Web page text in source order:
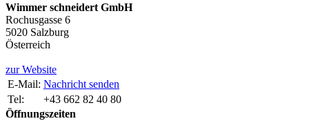
Wimmer schneidert GmbH
Rochusgasse 6
5020 Salzburg
Österreich
zur Website
E-Mail: Nachricht senden
Tel:
+43 662 82 40 80
Öffnungszeiten